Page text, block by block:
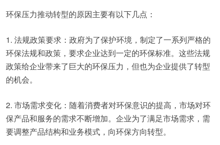
环保压力推动转型的原因主要有以下几点：
1. 法规政策要求：政府为了保护环境，制定了一系列严格的
环保法规和政策，要求企业达到一定的环保标准。这些法规
政策给企业带来了巨大的环保压力，但也为企业提供了转型
的机会。
2. 市场需求变化：随着消费者对环保意识的提高，市场对环
保产品和服务的需求不断增加。企业为了满足市场需求，需
要调整产品结构和业务模式，向环保方向转型。